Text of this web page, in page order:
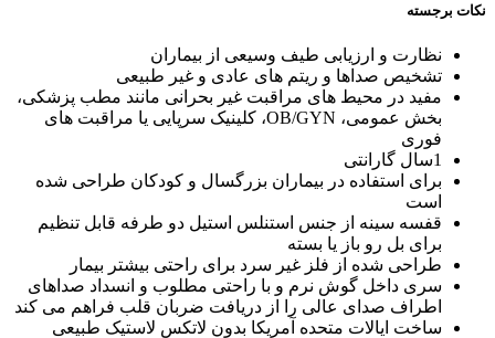
نکات برجسته
نظارت و ارزیابی طیف وسیعی از بیماران
تشخیص صداها و ریتم های عادی و غیر طبیعی
مفید در محیط های مراقبت غیر بحرانی مانند مطب پزشکی،
بخش عمومی، OB/GYN، کلینیک سرپایی یا مراقبت های
فوری
1سال گارانتی
برای استفاده در بیماران بزرگسال و کودکان طراحی شده
است
قفسه سینه از جنس استنلس استیل دو طرفه قابل تنظیم
برای بل رو باز یا بسته
طراحی شده از فلز غیر سرد برای راحتی بیشتر بیمار
سری داخل گوش نرم و با راحتی مطلوب و انسداد صداهای
اطراف صدای عالی را از دریافت ضربان قلب فراهم می کند
ساخت ایالات متحده آمریکا بدون لاتکس لاستیک طبیعی